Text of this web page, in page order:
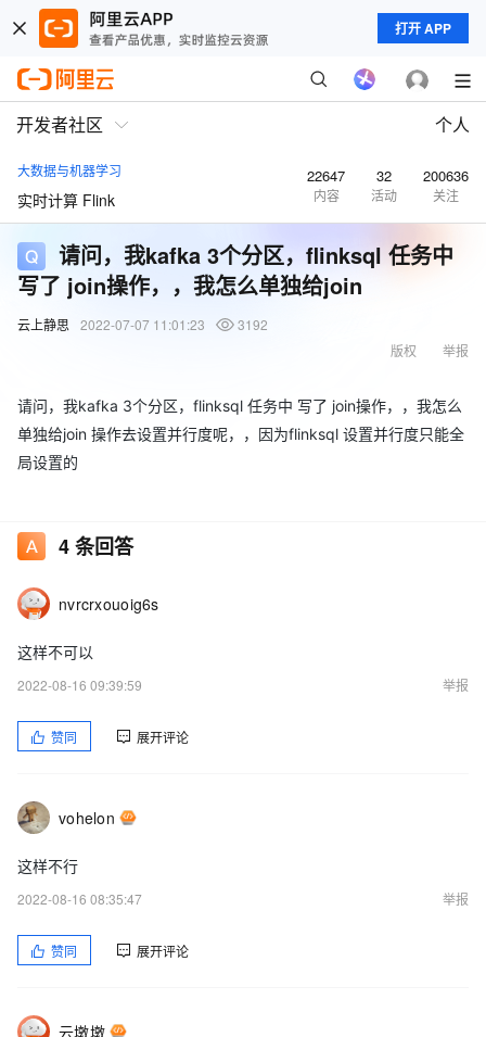
打开 APP
开发者社区 个人
大数据与机器学习
实时计算 Flink
22647
内容
32
活动
200636
关注
请问，我kafka 3个分区，flinksql 任务中
写了 join操作，，我怎么单独给join
云上静思 2022-07-07 11:01:23
3192
举报
版权
请问，我kafka 3个分区，flinksql 任务中 写了 join操作，，我怎么
单独给join 操作去设置并行度呢，，因为flinksql 设置并行度只能全
局设置的
4条回答
nvrcrxouoig6s
这样不可以
2022-08-16 09:39:59
举报
赞同 展开评论
vohelon
这样不行
2022-08-16 08:35:47
举报
赞同 展开评论
云墩墩